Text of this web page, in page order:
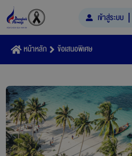
เข้าสู่ระบบ
หน้าหลัก ข้อเสนอพิเศษ